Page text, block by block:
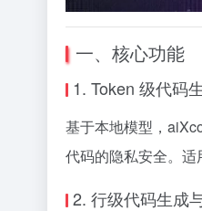
一、核心功能
1. Token 级代码
基于本地模型，
代码的隐私安全。适
2. 行级代码生成